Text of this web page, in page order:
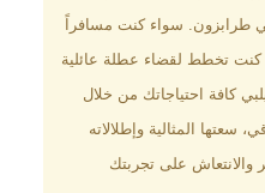
بالقرب
إطلالات
تشمل
صالة ألعاب
عالمية.
طرابزون. سواء كنت مسافراً
كنت تخطط لقضاء عطلة عائلية
كافة احتياجاتك من خلال
سعتها المثالية وإطلالاته
والانتعاش على تجربتك